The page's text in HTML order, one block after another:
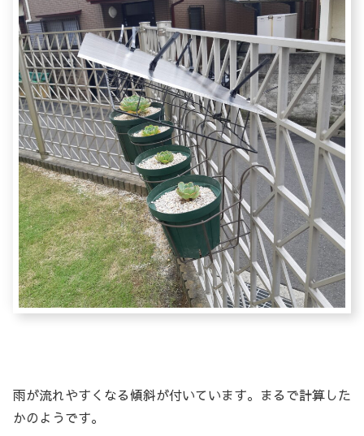
雨が流れやすくなる傾斜が付いています。まるで計算した
かのようです。